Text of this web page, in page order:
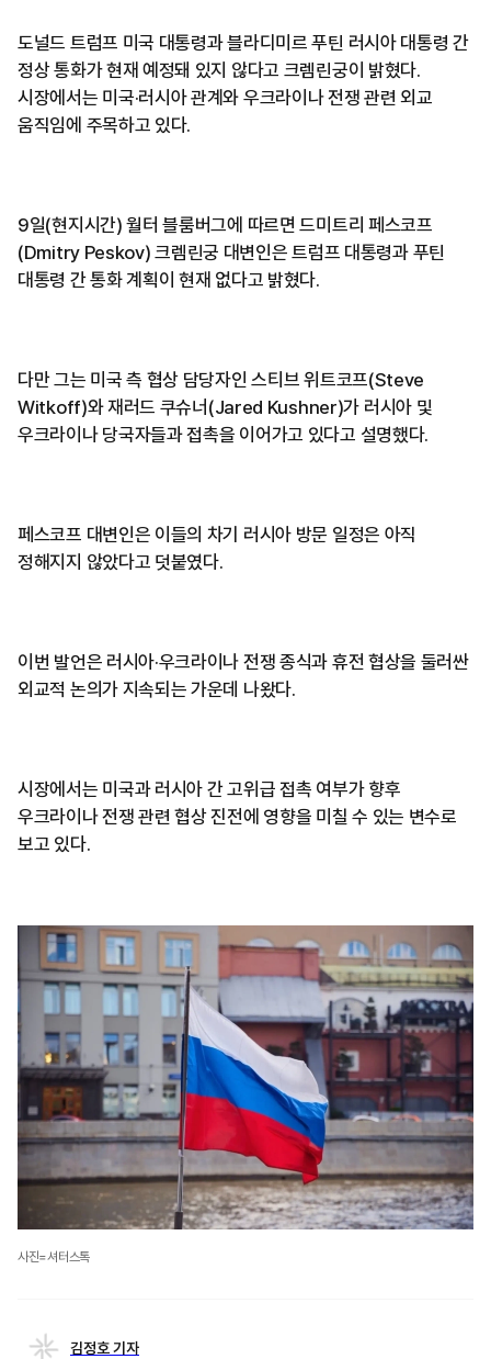
도널드 트럼프 미국 대통령과 블라디미르 푸틴 러시아 대통령 간
정상 통화가 현재 예정돼 있지 않다고 크렘린궁이 밝혔다.
시장에서는 미국·러시아 관계와 우크라이나 전쟁 관련 외교
움직임에 주목하고 있다.
9일(현지시간) 월터 블룸버그에 따르면 드미트리 페스코프
(Dmitry Peskov) 크렘린궁 대변인은 트럼프 대통령과 푸틴
대통령 간 통화 계획이 현재 없다고 밝혔다.
다만 그는 미국 측 협상 담당자인 스티브 위트코프(Steve
Witkoff)와 재러드 쿠슈너(Jared Kushner)가 러시아 및
우크라이나 당국자들과 접촉을 이어가고 있다고 설명했다.
페스코프 대변인은 이들의 차기 러시아 방문 일정은 아직
정해지지 않았다고 덧붙였다.
이번 발언은 러시아·우크라이나 전쟁 종식과 휴전 협상을 둘러싼
외교적 논의가 지속되는 가운데 나왔다.
시장에서는 미국과 러시아 간 고위급 접촉 여부가 향후
우크라이나 전쟁 관련 협상 진전에 영향을 미칠 수 있는 변수로
보고 있다.
사진=셔터스톡
김정호 기자